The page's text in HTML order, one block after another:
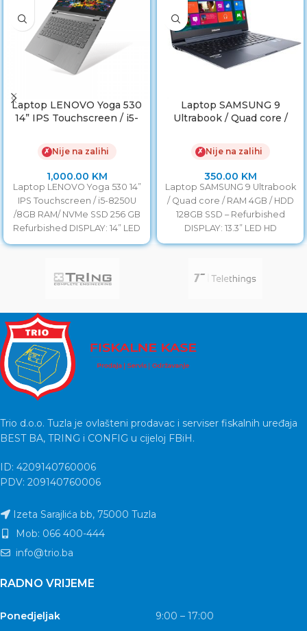
Laptop LENOVO Yoga 530
14” IPS Touchscreen / i5-
SSD 256 GB
✗ Nije na zalihi
1,000.00 KM
Laptop LENOVO Yoga 530 14”
IPS Touchscreen / i5-8250U
/8GB RAM/ NVMe SSD 256 GB
Refurbished DISPLAY: 14” LED
Full
Laptop SAMSUNG 9
Ultrabook / Quad core /
✗ Nije na zalihi
350.00 KM
Laptop SAMSUNG 9 Ultrabook
/ Quad core / RAM 4GB / HDD
128GB SSD – Refurbished
DISPLAY: 13.3” LED HD
Trio d.o.o. Tuzla je ovlašteni prodavac i serviser fiskalnih uređaja
BEST BA, TRING i CONFIG u cijeloj FBiH.
ID: 4209140760006
PDV: 209140760006
Izeta Sarajlića bb, 75000 Tuzla
Mob: 066 400-444
info@trio.ba
RADNO VRIJEME
Ponedjeljak
9:00 – 17:00